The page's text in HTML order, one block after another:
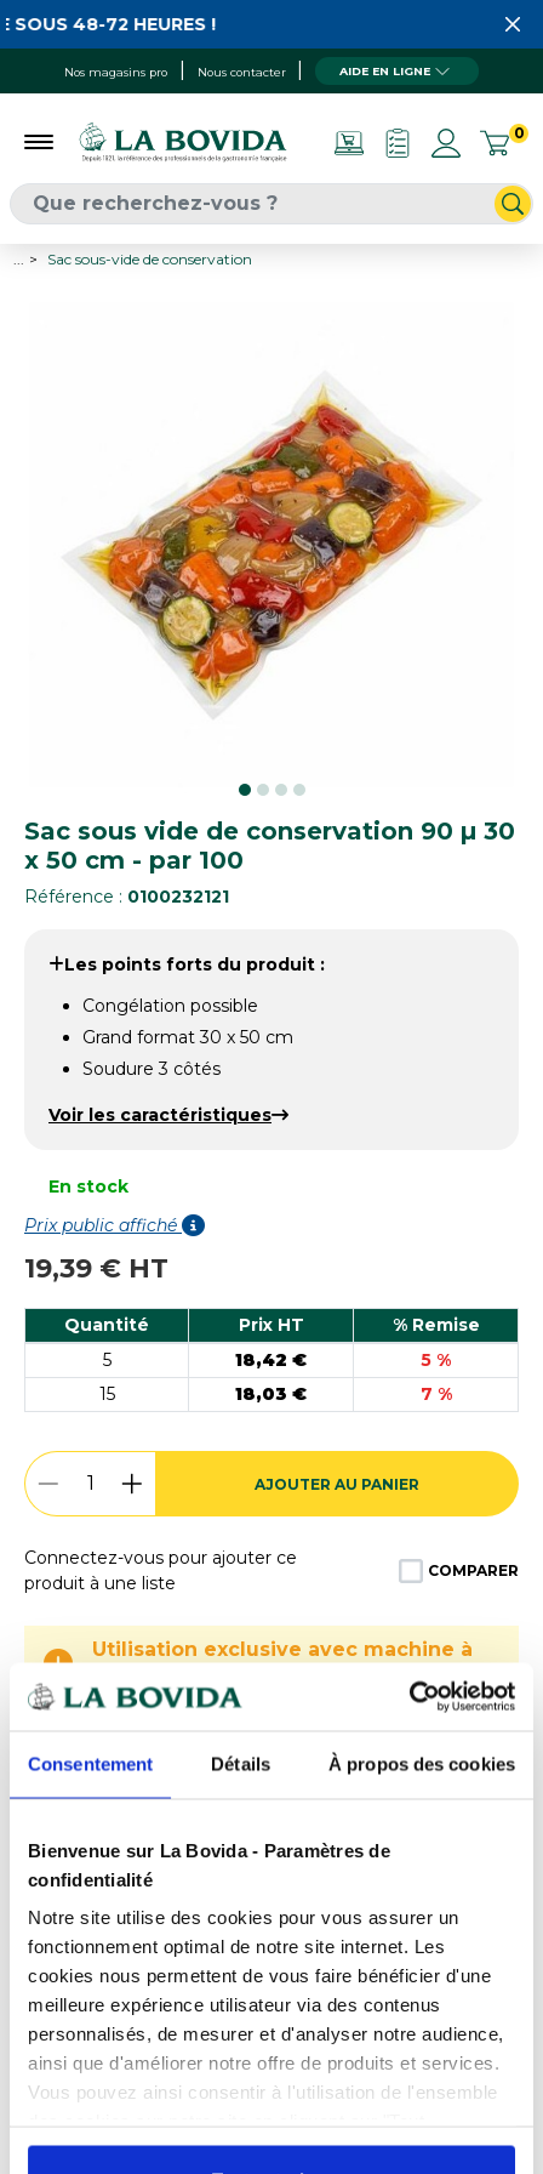
Consentement Détails À propos des cookies
Bienvenue sur La Bovida - Paramètres de
confidentialité
Notre site utilise des cookies pour vous assurer un
fonctionnement optimal de notre site internet. Les
cookies nous permettent de vous faire bénéficier d'une
meilleure expérience utilisateur via des contenus
personnalisés, de mesurer et d'analyser notre audience,
ainsi que d'améliorer notre offre de produits et services.
Vous pouvez ainsi consentir à l'utilisation de l'ensemble
autoriser". Cependant, si vous ne souhaitez autoriser que
Nos magasins pro Nous contacter AIDE EN LIGNE
0
48-72 HEURES !
Sac sous-vide de conservation
Sac sous vide de conservation 90 µ 30
x 50 cm - par 100
Référence : 0100232121
Les points forts du produit :
Congélation possible
Grand format 30 x 50 cm
Soudure 3 côtés
Voir les caractéristiques
En stock
Prix public affiché
19,39 € HT
Quantité Prix HT
% Remise
5
18,42 €
5 %
15
18,03 € 7 %
AJOUTER AU PANIER
Connectez-vous pour ajouter ce
produit à une liste
COMPARER
Utilisation exclusive avec machine à
Expédition
rapide
Des experts
Paiement 100% sécurisé
Devisgratuits
Présentation
Sacs sous vide 30 x 50 cm
: Conservation professionnelle des
grandes préparations
Les sacs sous vide 30 x 50 cm constituent une
Caractéristiques